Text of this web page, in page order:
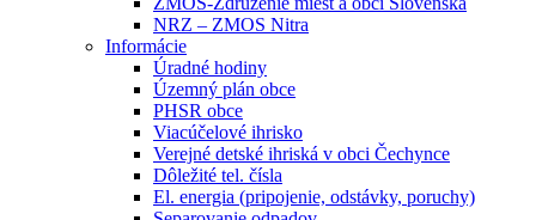
NRZ – ZMOS Nitra
Informácie
Úradné hodiny
Územný plán obce
PHSR obce
Viacúčelové ihrisko
Verejné detské ihriská v obci Čechynce
Dôležité tel. čísla
El. energia (pripojenie, odstávky, poruchy)